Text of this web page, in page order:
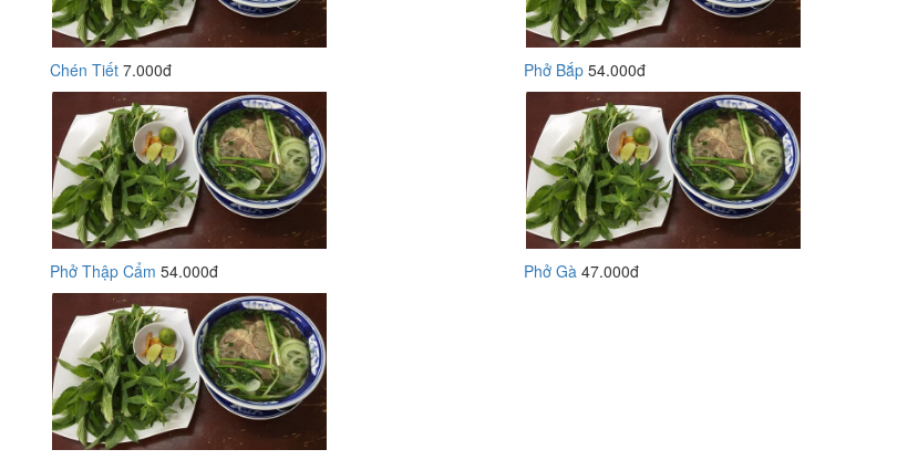
Chén Tiết 7.000đ Phở Bắp 54.000đ
Phở Thập Cẩm 54.000đ Phở Gà 47.000đ